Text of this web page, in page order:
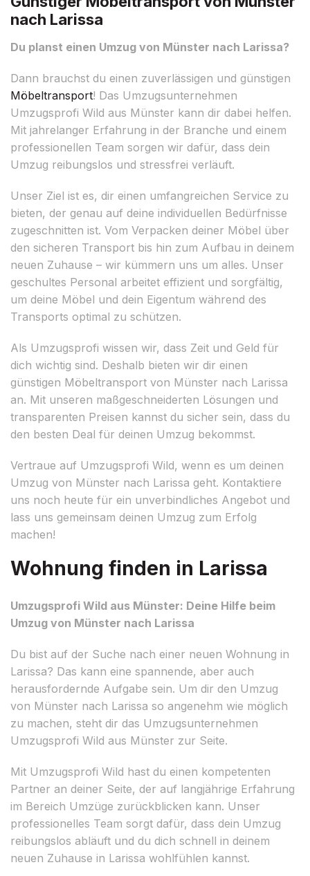
nach Larissa
Du planst einen Umzug von Münster nach Larissa?
Dann brauchst du einen zuverlässigen und günstigen
Möbeltransport! Das Umzugsunternehmen
Umzugsprofi Wild aus Münster kann dir dabei helfen.
Mit jahrelanger Erfahrung in der Branche und einem
professionellen Team sorgen wir dafür, dass dein
Umzug reibungslos und stressfrei verläuft.
Unser Ziel ist es, dir einen umfangreichen Service zu
bieten, der genau auf deine individuellen Bedürfnisse
zugeschnitten ist. Vom Verpacken deiner Möbel über
den sicheren Transport bis hin zum Aufbau in deinem
neuen Zuhause – wir kümmern uns um alles. Unser
geschultes Personal arbeitet effizient und sorgfältig,
um deine Möbel und dein Eigentum während des
Transports optimal zu schützen.
Als Umzugsprofi wissen wir, dass Zeit und Geld für
dich wichtig sind. Deshalb bieten wir dir einen
günstigen Möbeltransport von Münster nach Larissa
an. Mit unseren maßgeschneiderten Lösungen und
transparenten Preisen kannst du sicher sein, dass du
den besten Deal für deinen Umzug bekommst.
Vertraue auf Umzugsprofi Wild, wenn es um deinen
Umzug von Münster nach Larissa geht. Kontaktiere
uns noch heute für ein unverbindliches Angebot und
lass uns gemeinsam deinen Umzug zum Erfolg
machen!
Wohnung finden in Larissa
Umzugsprofi Wild aus Münster: Deine Hilfe beim
Umzug von Münster nach Larissa
Du bist auf der Suche nach einer neuen Wohnung in
Larissa? Das kann eine spannende, aber auch
herausfordernde Aufgabe sein. Um dir den Umzug
von Münster nach Larissa so angenehm wie möglich
zu machen, steht dir das Umzugsunternehmen
Umzugsprofi Wild aus Münster zur Seite.
Mit Umzugsprofi Wild hast du einen kompetenten
Partner an deiner Seite, der auf langjährige Erfahrung
im Bereich Umzüge zurückblicken kann. Unser
professionelles Team sorgt dafür, dass dein Umzug
reibungslos abläuft und du dich schnell in deinem
neuen Zuhause in Larissa wohlfühlen kannst.